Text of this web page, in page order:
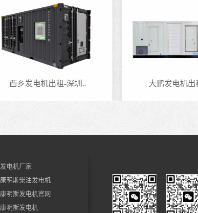
西乡发电机出租-深圳.. 大鹏发电机出
发电机厂家
康明斯柴油发电机
康明斯发电机官网
康明斯发电机